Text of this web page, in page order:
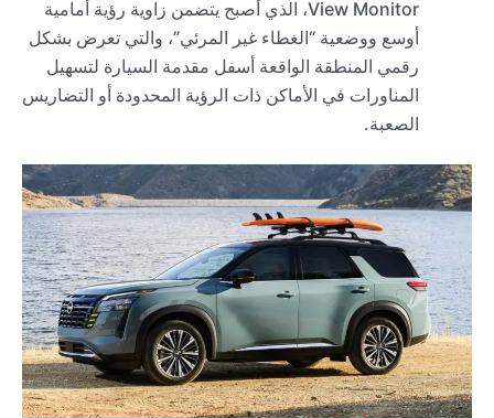
View Monitor، الذي أصبح يتضمن زاوية رؤية أمامية
أوسع ووضعية “الغطاء غير المرئي”، والتي تعرض بشكل
رقمي المنطقة الواقعة أسفل مقدمة السيارة لتسهيل
المناورات في الأماكن ذات الرؤية المحدودة أو التضاريس
الصعبة.